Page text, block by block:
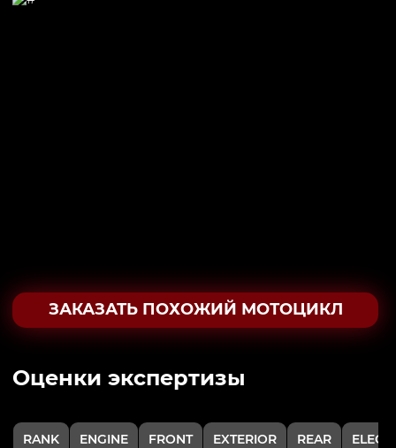
ЗАКАЗАТЬ ПОХОЖИЙ МОТОЦИКЛ
Oценки экспертизы
RANK ENGINE FRONT EXTERIOR REAR